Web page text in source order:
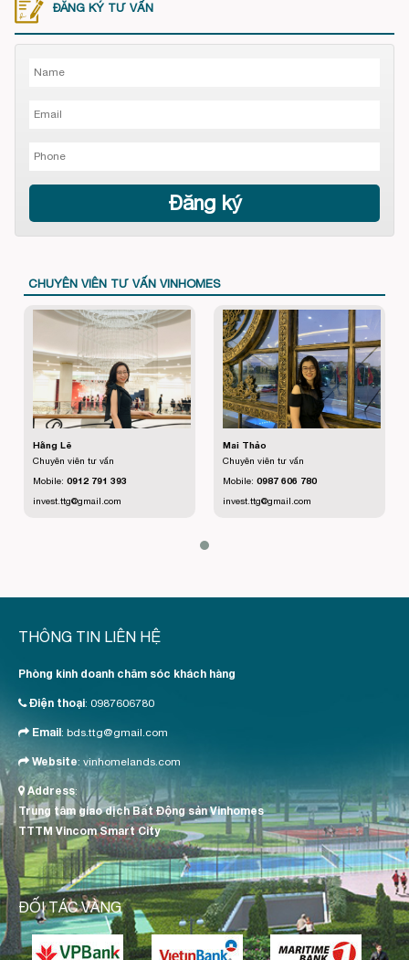
ĐĂNG KÝ TƯ VẤN
CHUYÊN VIÊN TƯ VẤN VINHOMES
Hằng Lê
Chuyên viên tư vấn
Mobile:0912 791 393
invest.ttg@gmail.com
Mai Thảo
Chuyên viên tư vấn
Mobile:0987 606 780
invest.ttg@gmail.com
THÔNG TIN LIÊN HỆ
Phòng kinh doanh chăm sóc khách hàng
Điện thoại:0987606780
Email:bds.ttg@gmail.com
Website:vinhomelands.com
Address:
Trung tâm giao dịch Bất Động sản Vinhomes
TTTM Vincom Smart City
ĐỐI TÁC VÀNG